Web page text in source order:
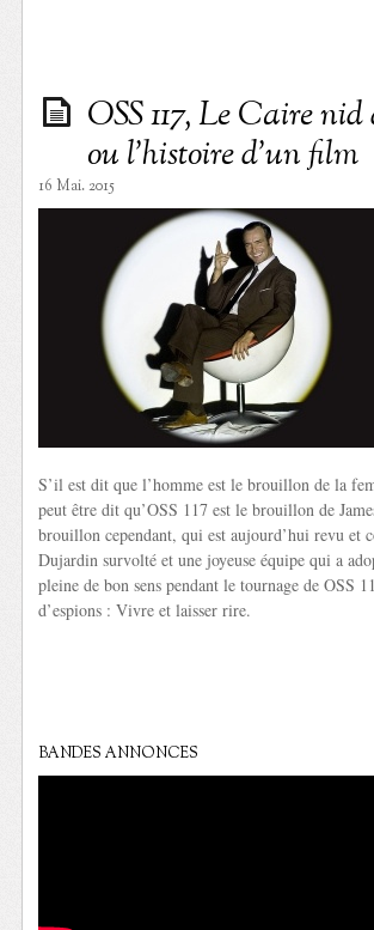
OSS 117, Le Caire nid
ou l’histoire d’un film
16 Mai. 2015
S’il est dit que l’homme est le brouillon de la
peut être dit qu’OSS 117 est le brouillon de
brouillon cependant, qui est aujourd’hui revu et
Dujardin survolté et une joyeuse équipe qui a
pleine de bon sens pendant le tournage de OSS
d’espions : Vivre et laisser rire.
BANDES ANNONCES